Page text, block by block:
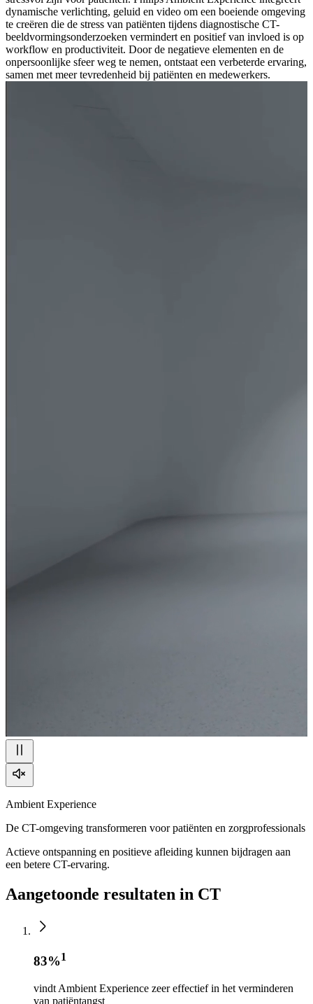
dynamische verlichting, geluid en video om een boeiende omgeving
te creëren die de stress van patiënten tijdens diagnostische CT-
beeldvormingsonderzoeken vermindert en positief van invloed is op
workflow en productiviteit. Door de negatieve elementen en de
onpersoonlijke sfeer weg te nemen, ontstaat een verbeterde ervaring,
samen met meer tevredenheid bij patiënten en medewerkers.
Ambient Experience
De CT-omgeving transformeren voor patiënten en zorgprofessionals
Actieve ontspanning en positieve afleiding kunnen bijdragen aan
een betere CT-ervaring.
Aangetoonde resultaten in CT
83%1
vindt Ambient Experience zeer effectief in het verminderen
van patiëntangst